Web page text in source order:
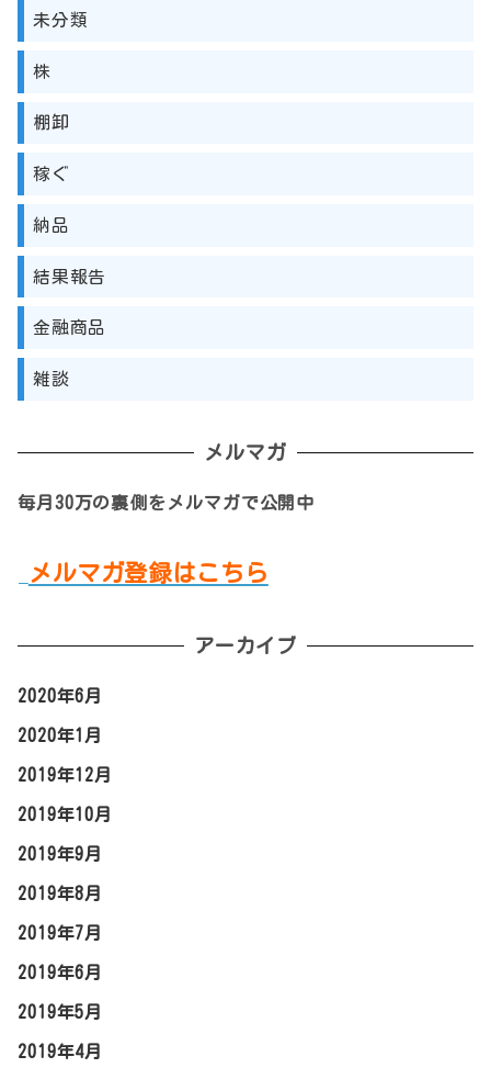
未分類
株
棚卸
稼ぐ
納品
結果報告
金融商品
雑談
メルマガ
毎月30万の裏側をメルマガで公開中
メルマガ登録はこちら
2020年6月
2020年1月
2019年12月
2019年10月
2019年9月
2019年8月
2019年7月